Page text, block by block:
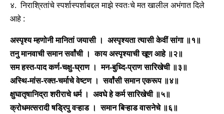
४. निराश्रितांचे स्पर्शास्पर्शाबद्दल माझे स्वतःचे मत खालील अभंगात दिले
आहे :
अस्पृश्य म्हणोनी मानितां जयासी । अस्पृश्यता त्यासी केवीं सांगा ॥१॥
तनु मानवाची समान सर्वांची । काय अस्पृश्याची खूण आहे ॥२॥
सम हस्त-पाद कर्ण-चक्षु-घ्राण । मन-बुध्दि-प्राण सारिखेची ॥३॥
अस्थि-मांस-रक्त-चर्माचे वेष्टण । सर्वांसी समान एकरूप ॥४॥
क्षुघातृषानिद्रा शरीराचे धर्म । अवघे हे कर्म सारिखेची ॥५॥
क्रोधमत्सरादी षड्रिपु वऱ्हाड । समान बिऱ्हाड वासनेचे ॥६॥